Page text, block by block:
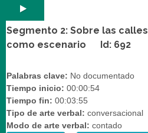
Segmento 2: Sobre las calles
como escenario Id: 692
Palabras clave: No documentado
Tiempo inicio: 00:00:54
Tiempo fin: 00:03:55
Tipo de arte verbal: conversacional
Modo de arte verbal: contado